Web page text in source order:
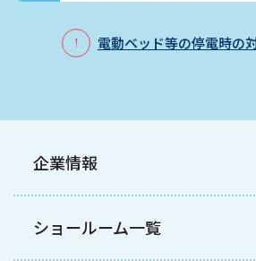
電動ベッド等の停電時の
企業情報
ショールーム一覧